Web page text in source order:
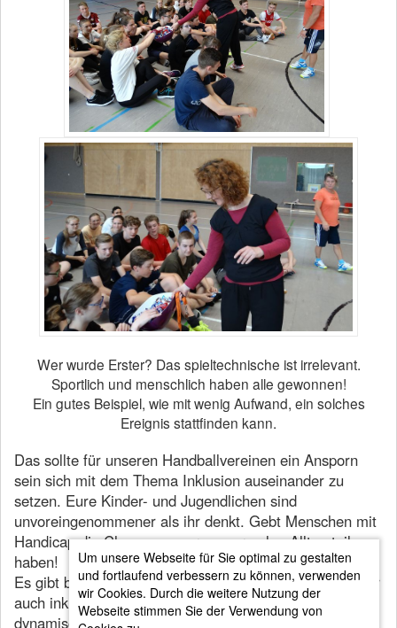
Wer wurde Erster? Das spieltechnische ist irrelevant.
Sportlich und menschlich haben alle gewonnen!
Ein gutes Beispiel, wie mit wenig Aufwand, ein solches
Ereignis stattfinden kann.
Das sollte für unseren Handballvereinen ein Ansporn
sein sich mit dem Thema Inklusion auseinander zu
setzen. Eure Kinder- und Jugendlichen sind
unvoreingenommener als ihr denkt. Gebt Menschen mit
Handicap die Chance an eurem normalen Alltag teil zu
haben!
Es gibt bestimmt in eurem Umkreis Förderschulen, aber
auch inklusive Schulen, denen unsere schöne
dynamische Sportart vermittelt werden kann.
Um unsere Webseite für Sie optimal zu gestalten
und fortlaufend verbessern zu können, verwenden
wir Cookies. Durch die weitere Nutzung der
Webseite stimmen Sie der Verwendung von